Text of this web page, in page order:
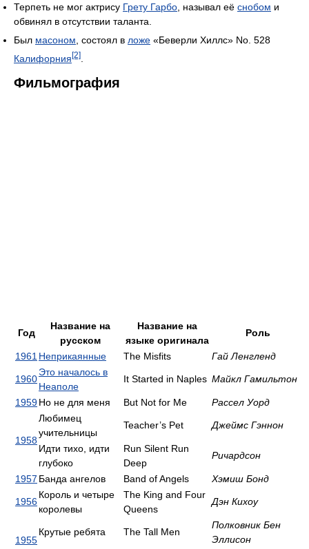
Терпеть не мог актрису Грету Гарбо , называл её снобом и
обвинял в отсутствии таланта.
Был масоном , состоял в ложе «Беверли Хиллс» No. 528
Калифорния[2]
Фильмография
Год
Название на
русском
Название на
языке оригинала
Роль
1961Неприкаянные The Misfits Гай Ленгленд
1960
Это началось в
Неаполе
It Started in Naples Майкл Гамильтон
1959Но не для меня But Not for Me Рассел Уорд
1958
Любимец
учительницы
Teacher’s Pet Джеймс Гэннон
Идти тихо, идти
глубоко
Run Silent Run
Deep
Ричардсон
1957 Банда ангелов Band of Angels Хэмиш Бонд
1956
Король и четыре
королевы
The King and Four
Queens
Дэн Кихоу
1955
Крутые ребята The Tall Men
Полковник Бен
Эллисон